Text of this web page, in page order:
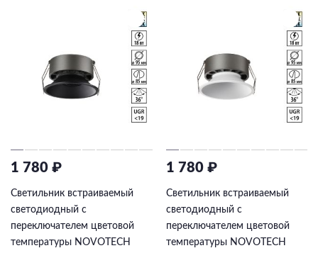
1 780 ₽
Светильник встраиваемый
светодиодный с
переключателем цветовой
температуры NOVOTECH
1 780 ₽
Светильник встраиваемый
светодиодный с
переключателем цветовой
температуры NOVOTECH